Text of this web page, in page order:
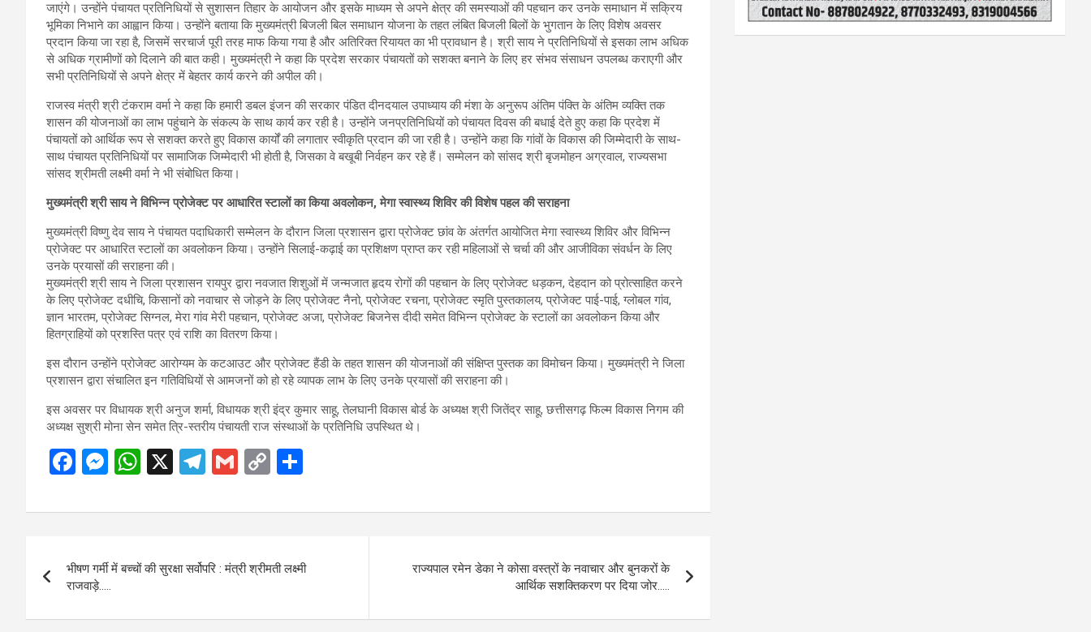
जाएंगे। उन्होंने पंचायत प्रतिनिधियों से सुशासन तिहार के आयोजन और इसके माध्यम से अपने क्षेत्र की समस्याओं की पहचान कर उनके समाधान में सक्रिय
भूमिका निभाने का आह्वान किया। उन्होंने बताया कि मुख्यमंत्री बिजली बिल समाधान योजना के तहत लंबित बिजली बिलों के भुगतान के लिए विशेष अवसर
प्रदान किया जा रहा है, जिसमें सरचार्ज पूरी तरह माफ किया गया है और अतिरिक्त रियायत का भी प्रावधान है। श्री साय ने प्रतिनिधियों से इसका लाभ अधिक
से अधिक ग्रामीणों को दिलाने की बात कही। मुख्यमंत्री ने कहा कि प्रदेश सरकार पंचायतों को सशक्त बनाने के लिए हर संभव संसाधन उपलब्ध कराएगी और
सभी प्रतिनिधियों से अपने क्षेत्र में बेहतर कार्य करने की अपील की।
राजस्व मंत्री श्री टंकराम वर्मा ने कहा कि हमारी डबल इंजन की सरकार पंडित दीनदयाल उपाध्याय की मंशा के अनुरूप अंतिम पंक्ति के अंतिम व्यक्ति तक
शासन की योजनाओं का लाभ पहुंचाने के संकल्प के साथ कार्य कर रही है। उन्होंने जनप्रतिनिधियों को पंचायत दिवस की बधाई देते हुए कहा कि प्रदेश में
पंचायतों को आर्थिक रूप से सशक्त करते हुए विकास कार्यों की लगातार स्वीकृति प्रदान की जा रही है। उन्होंने कहा कि गांवों के विकास की जिम्मेदारी के साथ-
साथ पंचायत प्रतिनिधियों पर सामाजिक जिम्मेदारी भी होती है, जिसका वे बखूबी निर्वहन कर रहे हैं। सम्मेलन को सांसद श्री बृजमोहन अग्रवाल, राज्यसभा
सांसद श्रीमती लक्ष्मी वर्मा ने भी संबोधित किया।
मुख्यमंत्री श्री साय ने विभिन्न प्रोजेक्ट पर आधारित स्टालों का किया अवलोकन, मेगा स्वास्थ्य शिविर की विशेष पहल की सराहना
मुख्यमंत्री विष्णु देव साय ने पंचायत पदाधिकारी सम्मेलन के दौरान जिला प्रशासन द्वारा प्रोजेक्ट छांव के अंतर्गत आयोजित मेगा स्वास्थ्य शिविर और विभिन्न
प्रोजेक्ट पर आधारित स्टालों का अवलोकन किया। उन्होंने सिलाई-कढ़ाई का प्रशिक्षण प्राप्त कर रही महिलाओं से चर्चा की और आजीविका संवर्धन के लिए
उनके प्रयासों की सराहना की।
मुख्यमंत्री श्री साय ने जिला प्रशासन रायपुर द्वारा नवजात शिशुओं में जन्मजात हृदय रोगों की पहचान के लिए प्रोजेक्ट धड़कन, देहदान को प्रोत्साहित करने
के लिए प्रोजेक्ट दधीचि, किसानों को नवाचार से जोड़ने के लिए प्रोजेक्ट नैनो, प्रोजेक्ट रचना, प्रोजेक्ट स्मृति पुस्तकालय, प्रोजेक्ट पाई-पाई, ग्लोबल गांव,
ज्ञान भारतम, प्रोजेक्ट सिग्नल, मेरा गांव मेरी पहचान, प्रोजेक्ट अजा, प्रोजेक्ट बिजनेस दीदी समेत विभिन्न प्रोजेक्ट के स्टालों का अवलोकन किया और
हितग्राहियों को प्रशस्ति पत्र एवं राशि का वितरण किया।
इस दौरान उन्होंने प्रोजेक्ट आरोग्यम के कटआउट और प्रोजेक्ट हैंडी के तहत शासन की योजनाओं की संक्षिप्त पुस्तक का विमोचन किया। मुख्यमंत्री ने जिला
प्रशासन द्वारा संचालित इन गतिविधियों से आमजनों को हो रहे व्यापक लाभ के लिए उनके प्रयासों की सराहना की।
इस अवसर पर विधायक श्री अनुज शर्मा, विधायक श्री इंद्र कुमार साहू, तेलघानी विकास बोर्ड के अध्यक्ष श्री जितेंद्र साहू, छत्तीसगढ़ फिल्म विकास निगम की
अध्यक्ष सुश्री मोना सेन समेत त्रि-स्तरीय पंचायती राज संस्थाओं के प्रतिनिधि उपस्थित थे।
F
ce
o
o
k
M
se
g
er
W
at
A
p
X
T
e
a
G
ail
C
py
n
ar
navigation
भीषण गर्मी में बच्चों की सुरक्षा सर्वोपरि : मंत्री श्रीमती लक्ष्मी
राजवाड़े…..
राज्यपाल रमेन डेका ने कोसा वस्त्रों के नवाचार और बुनकरों के
आर्थिक सशक्तिकरण पर दिया जोर…..